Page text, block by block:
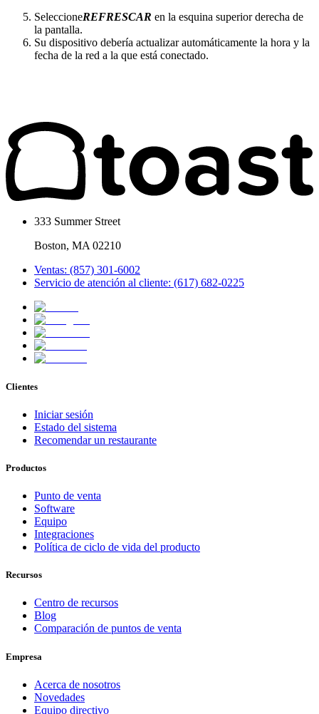
SeleccioneREFRESCAR en la esquina superior derecha de
la pantalla.
Su dispositivo debería actualizar automáticamente la hora y la
fecha de la red a la que está conectado.
333 Summer Street
Boston, MA 02210
Ventas: (857) 301-6002
Servicio de atención al cliente: (617) 682-0225
Clientes
Iniciar sesión
Estado del sistema
Recomendar un restaurante
Productos
Punto de venta
Software
Equipo
Integraciones
Política de ciclo de vida del producto
Recursos
Centro de recursos
Blog
Comparación de puntos de venta
Empresa
Acerca de nosotros
Novedades
Equipo directivo